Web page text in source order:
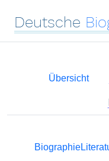
Deutsche
Übersicht
Biographie